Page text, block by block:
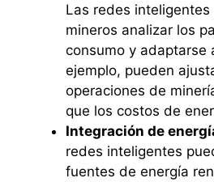
Las redes
mineros analizar los
consumo y adaptarse
ejemplo, pueden
operaciones de
que los costos de
Integración de
redes inteligentes
fuentes de energía